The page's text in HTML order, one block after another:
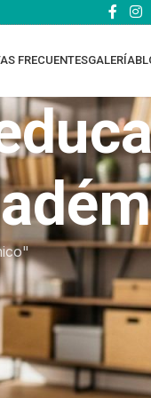
FRECUENTESGALERÍA
TOP RATED